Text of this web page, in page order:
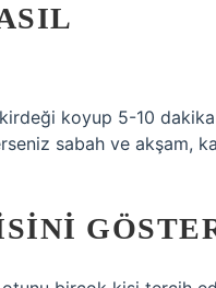
koyup 5-10 dakika
sabah ve akşam,